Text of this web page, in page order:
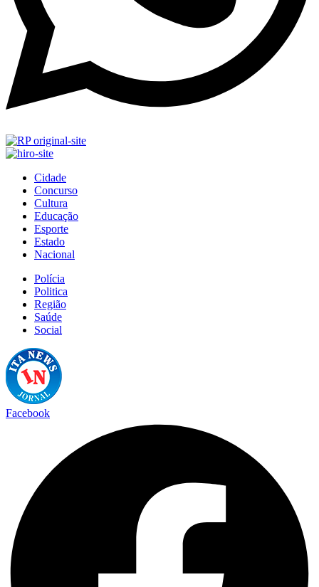
Cidade
Concurso
Cultura
Educação
Esporte
Estado
Nacional
Polícia
Politica
Região
Saúde
Social
Facebook